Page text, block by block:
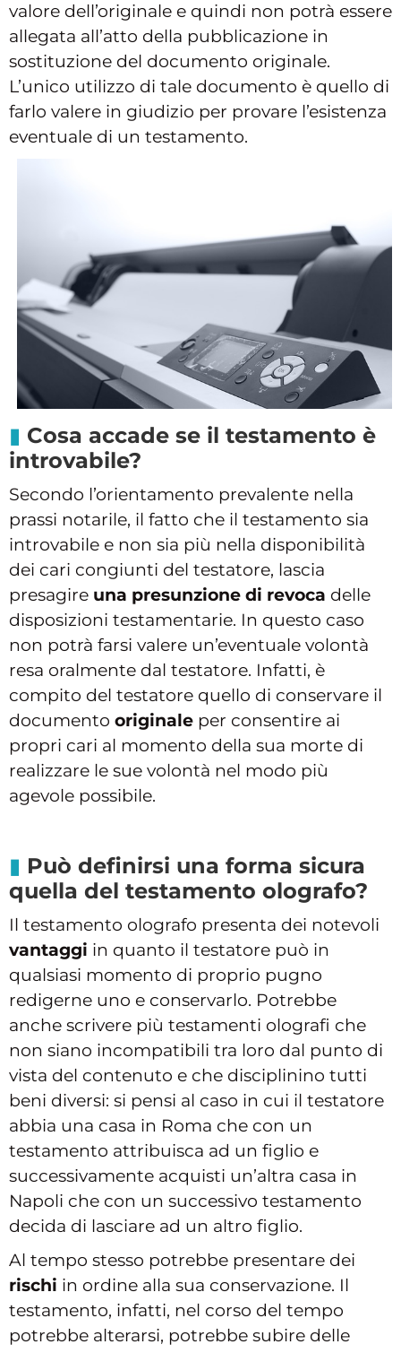
valore dell’originale e quindi non potrà essere
allegata all’atto della pubblicazione in
sostituzione del documento originale.
L’unico utilizzo di tale documento è quello di
farlo valere in giudizio per provare l’esistenza
eventuale di un testamento.
Cosa accade se il testamento è
introvabile?
Secondo l’orientamento prevalente nella
prassi notarile, il fatto che il testamento sia
introvabile e non sia più nella disponibilità
dei cari congiunti del testatore, lascia
presagire una presunzione di revoca delle
disposizioni testamentarie. In questo caso
non potrà farsi valere un’eventuale volontà
resa oralmente dal testatore. Infatti, è
compito del testatore quello di conservare il
documento originale per consentire ai
propri cari al momento della sua morte di
realizzare le sue volontà nel modo più
agevole possibile.
Può definirsi una forma sicura
quella del testamento olografo?
Il testamento olografo presenta dei notevoli
vantaggi in quanto il testatore può in
qualsiasi momento di proprio pugno
redigerne uno e conservarlo. Potrebbe
anche scrivere più testamenti olografi che
non siano incompatibili tra loro dal punto di
vista del contenuto e che disciplinino tutti
beni diversi: si pensi al caso in cui il testatore
abbia una casa in Roma che con un
testamento attribuisca ad un figlio e
successivamente acquisti un’altra casa in
Napoli che con un successivo testamento
decida di lasciare ad un altro figlio.
Al tempo stesso potrebbe presentare dei
rischi in ordine alla sua conservazione. Il
testamento, infatti, nel corso del tempo
potrebbe alterarsi, potrebbe subire delle